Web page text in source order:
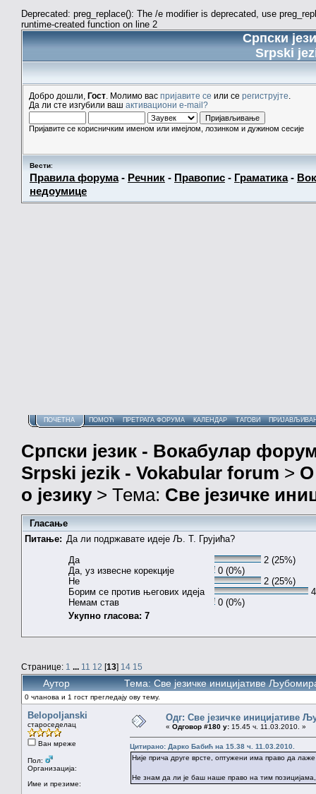
Deprecated: preg_replace(): The /e modifier is deprecated, use
runtime-created function on line 2
Српски
Srpski
Добро дошли, Гост . Молимо вас пријавите се или се региструјте
Да ли сте изгубили ваш активациони e-mail?
Пријавите се корисничким именом или имејлом, лозинком и дужином сесије
Вести:
Правила форума- Речник - Правопис - Граматика-
недоумице
ПОЧЕТНА ПОМОЋ ПРЕТРАГА ФОРУМА КАЛЕНДАР ТАГОВИ
Српски језик - Вокабулар
Srpski jezik - Vokabular forum > О
о језику> Тема: Све језичке
Гласање
Питање: Да ли подржавате идеје Љ. Т. Грујића?
Да
2 (25%)
Да, уз извесне корекције
0 (0%)
Не
2 (25%)
Борим се против његових идеја
Немам став
0 (0%)
Укупно гласова: 7
Странице: 1 ... 11 12 [13] 14 15
Аутор Тема: Све језичке иницијативе
0 чланова и 1 гост прегледају ову тему.
Belopoljanski
староседелац
Ван мреже
Пол:
Организација:
Име и презиме:
Одг: Све језичке иницијативе
« Одговор #180 у: 15.45 ч. 11.03.2010. »
Цитирано: Дарко Бабић на 15.38 ч. 11.03.2010.
Није прича друге врсте, оптужени има право да лаже
Не знам да ли је баш наше право на тим позицијама,